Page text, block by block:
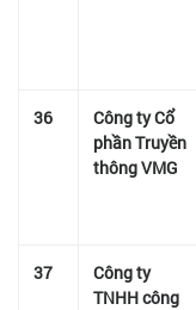
36
Công ty Cổ
phần Truyền
thông VMG
37
Công ty
TNHH công